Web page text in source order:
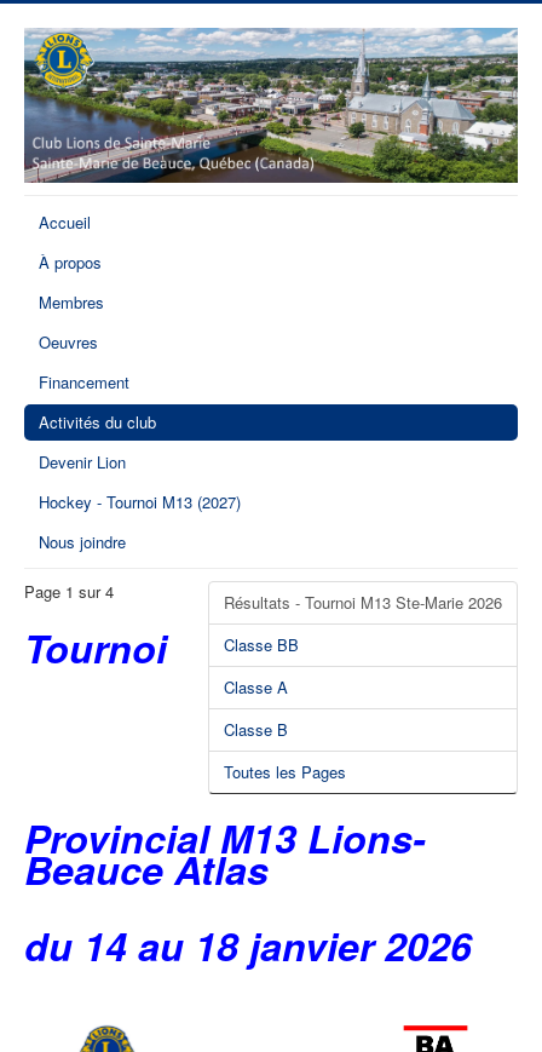
Accueil
À propos
Membres
Oeuvres
Financement
Activités du club
Devenir Lion
Hockey - Tournoi M13 (2027)
Nous joindre
Résultats - Tournoi M13 Ste-Marie 2026
Classe BB
Classe A
Classe B
Toutes les Pages
Page 1 sur 4
Tournoi
Provincial M13 Lions-
Beauce Atlas
du 14 au 18 janvier 2026